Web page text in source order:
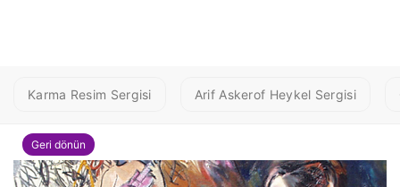
Karma Resim Sergisi Arif Askerof Heykel Sergisi
Geri dönün